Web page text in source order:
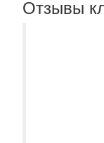
Отзывы